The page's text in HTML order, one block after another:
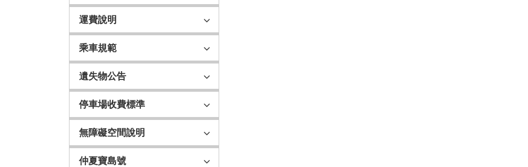
運費說明
乘車規範
遺失物公告
停車場收費標準
無障礙空間說明
仲夏寶島號